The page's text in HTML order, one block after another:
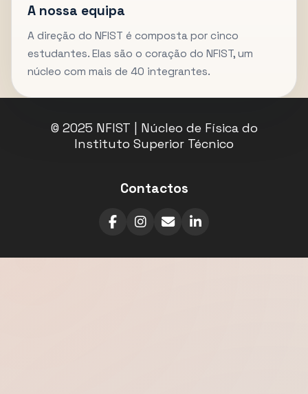
A nossa equipa
A direção do NFIST é composta por cinco
estudantes. Elas são o coração do NFIST, um
núcleo com mais de 40 integrantes.
© 2025 NFIST | Núcleo de Física do
Instituto Superior Técnico
Contactos